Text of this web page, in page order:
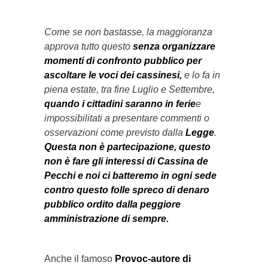
Come se non bastasse, la maggioranza
approva tutto questo senza organizzare
momenti di confronto pubblico per
ascoltare le voci dei cassinesi, e lo fa in
piena estate, tra fine Luglio e Settembre,
quando i cittadini saranno in feriee
impossibilitati a presentare commenti o
osservazioni come previsto dalla Legge.
Questa non è partecipazione, questo
non è fare gli interessi di Cassina de
Pecchi e noi ci batteremo in ogni sede
contro questo folle spreco di denaro
pubblico ordito dalla peggiore
amministrazione di sempre.
Anche il famoso Provoc-autore di